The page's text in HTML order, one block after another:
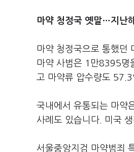
마약 청정국 옛말…지난
마약 청정국으로 통했던
마약 사범은 1만8395명
고 마약류 압수량도
국내에서 유통되는 마약
사례도 있습니다. 미국
서울중앙지검 마약범죄